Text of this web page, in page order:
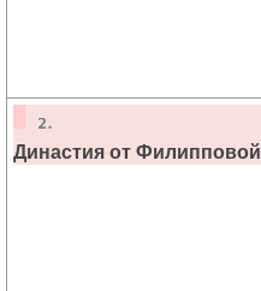
Династия от Филипповой